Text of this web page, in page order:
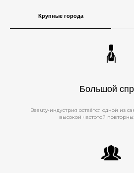
Крупные города
Большой
Beauty-индустрия остаётся одной из
высокой частотой